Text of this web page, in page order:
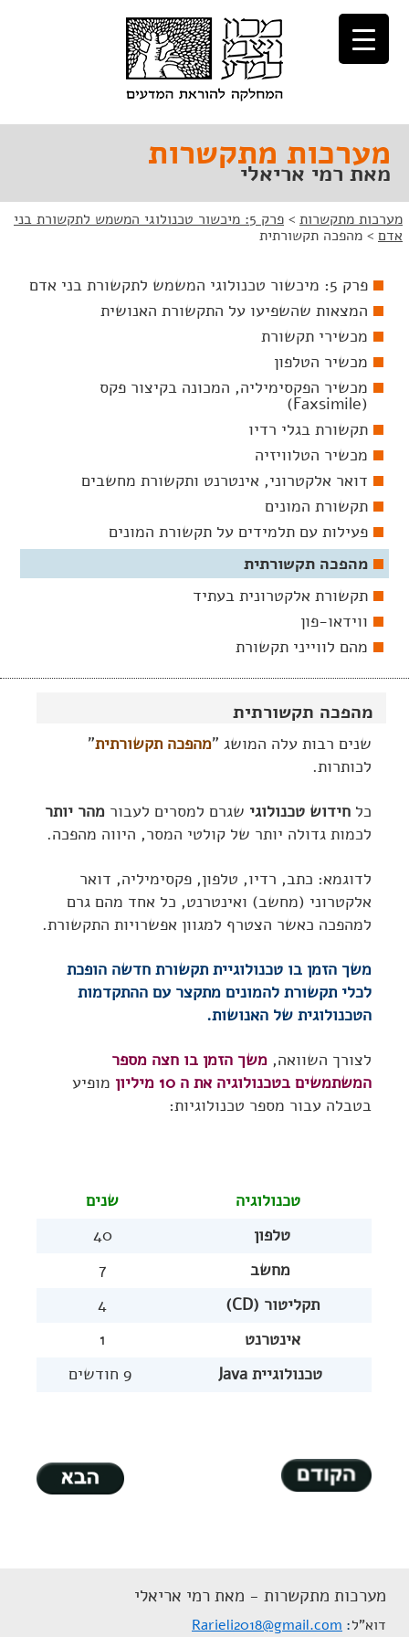
לתוכן
לניווט
מערכות מתקשרות
מאת רמי אריאלי
מערכות מתקשרות >
פרק 5: מיכשור טכנולוגי המשמש לתקשורת בני
אדם > מהפכה תקשורתית
מהפכה תקשורתית
שנים רבות עלה המושג "מהפכה תקשורתית"
לכותרות.
כל חידוש טכנולוגי שגרם למסרים לעבור מהר יותר
לכמות גדולה יותר של קולטי המסר, היווה מהפכה.
לדוגמא: כתב, רדיו, טלפון, פקסימיליה, דואר
אלקטרוני (מחשב) ואינטרנט, כל אחד מהם גרם
למהפכה כאשר הצטרף למגוון אפשרויות התקשורת.
משך הזמן בו טכנולוגיית תקשורת חדשה הופכת
לכלי תקשורת להמונים מתקצר עם ההתקדמות
הטכנולוגית של האנושות.
לצורך השוואה, משך הזמן בו חצה מספר
המשתמשים בטכנולוגיה את ה 10 מיליון
מופיע
בטבלה עבור מספר טכנולוגיות:
טכנולוגיה
שנים
טלפון
40
מחשב
7
תקליטור (CD)
4
אינטרנט
1
טכנולוגיית Java
פרק 5: מיכשור טכנולוגי המשמש לתקשורת בני אדם
המצאות שהשפיעו על התקשורת האנושית
מכשירי תקשורת
מכשיר הטלפון
מכשיר הפקסימיליה, המכונה בקיצור פקס
(Faxsimile)
תקשורת בגלי רדיו
מכשיר הטלוויזיה
דואר אלקטרוני, אינטרנט ותקשורת מחשבים
תקשורת המונים
פעילות עם תלמידים על תקשורת המונים
מהפכה תקשורתית
תקשורת אלקטרונית בעתיד
ווידאו-פון
מהם לווייני תקשורת
מערכות מתקשרות - מאת רמי אריאלי
דוא"ל Rarieli2018@gmail.com